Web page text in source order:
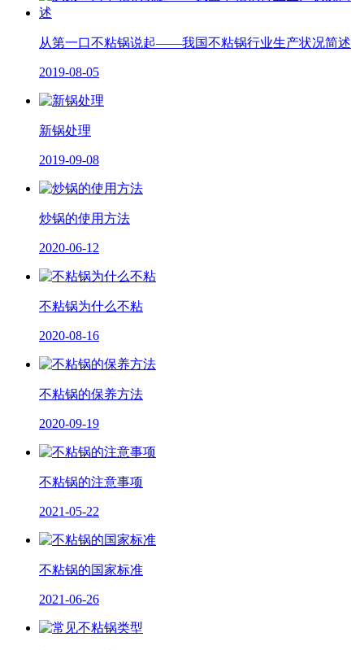
从第一口不粘锅说起——我国不粘锅行业生产状况简述
2019-08-05
新锅处理
2019-09-08
炒锅的使用方法
2020-06-12
不粘锅为什么不粘
2020-08-16
不粘锅的保养方法
2020-09-19
不粘锅的注意事项
2021-05-22
不粘锅的国家标准
2021-06-26